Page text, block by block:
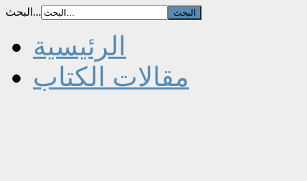
البحث...
الرئيسية
مقالات الكتاب